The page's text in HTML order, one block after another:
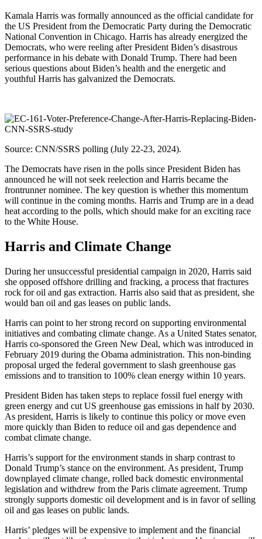
Kamala Harris was formally announced as the official candidate for
the US President from the Democratic Party during the Democratic
National Convention in Chicago. Harris has already energized the
Democrats, who were reeling after President Biden’s disastrous
performance in his debate with Donald Trump. There had been
serious questions about Biden’s health and the energetic and
youthful Harris has galvanized the Democrats.
Source: CNN/SSRS polling (July 22-23, 2024).
The Democrats have risen in the polls since President Biden has
announced he will not seek reelection and Harris became the
frontrunner nominee. The key question is whether this momentum
will continue in the coming months. Harris and Trump are in a dead
heat according to the polls, which should make for an exciting race
to the White House.
Harris and Climate Change
During her unsuccessful presidential campaign in 2020, Harris said
she opposed offshore drilling and fracking, a process that fractures
rock for oil and gas extraction. Harris also said that as president, she
would ban oil and gas leases on public lands.
Harris can point to her strong record on supporting environmental
initiatives and combating climate change. As a United States senator,
Harris co-sponsored the Green New Deal, which was introduced in
February 2019 during the Obama administration. This non-binding
proposal urged the federal government to slash greenhouse gas
emissions and to transition to 100% clean energy within 10 years.
President Biden has taken steps to replace fossil fuel energy with
green energy and cut US greenhouse gas emissions in half by 2030.
As president, Harris is likely to continue this policy or move even
more quickly than Biden to reduce oil and gas dependence and
combat climate change.
Harris’s support for the environment stands in sharp contrast to
Donald Trump’s stance on the environment. As president, Trump
downplayed climate change, rolled back domestic environmental
legislation and withdrew from the Paris climate agreement. Trump
strongly supports domestic oil development and is in favor of selling
oil and gas leases on public lands.
Harris’ pledges will be expensive to implement and the financial